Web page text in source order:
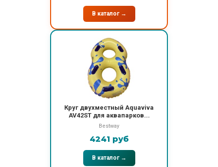
В каталог →
Круг двухместный Aquaviva
AV42ST для аквапарков...
Bestway
4241 руб
В каталог →